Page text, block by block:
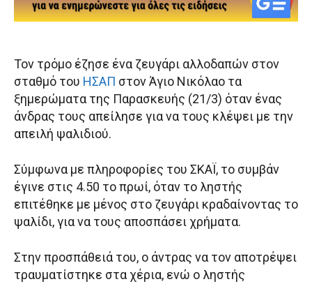
Τον τρόμο έζησε ένα ζευγάρι αλλοδαπών στον
σταθμό του ΗΣΑΠ στον Άγιο Νικόλαο τα
ξημερώματα της Παρασκευής (21/3) όταν ένας
άνδρας τους απείλησε για να τους κλέψει με την
απειλή ψαλιδιού.
Σύμφωνα με πληροφορίες του ΣΚΑΪ, το συμβάν
έγινε στις 4.50 το πρωί, όταν το ληστής
επιτέθηκε με μένος στο ζευγάρι κραδαίνοντας το
ψαλίδι, για να τους αποσπάσει χρήματα.
Στην προσπάθειά του, ο άντρας να τον αποτρέψει
τραυματίστηκε στα χέρια, ενώ ο ληστής